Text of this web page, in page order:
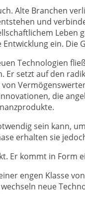
Alte Branchen
und
ein.
Technologien
Er setzt auf den
die
sein kann,
erhalten sie
Er kommt in
engen Klasse
neue